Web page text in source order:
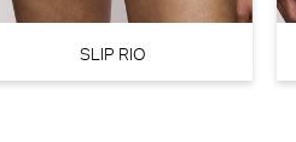
SLIP RIO